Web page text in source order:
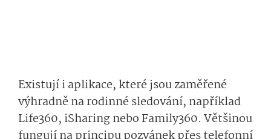
Existují i aplikace, které jsou zaměřené
výhradně na rodinné sledování, například
Life360, iSharing nebo Family360. Většinou